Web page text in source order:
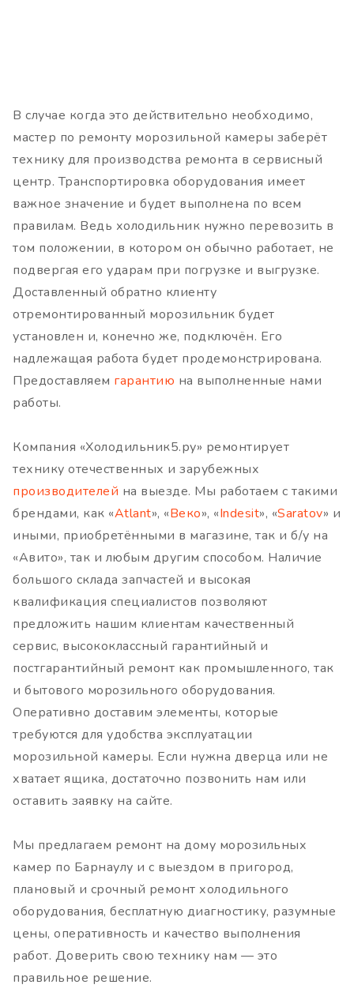
В случае когда это действительно необходимо,
мастер по ремонту морозильной камеры заберёт
технику для производства ремонта в сервисный
центр. Транспортировка оборудования имеет
важное значение и будет выполнена по всем
правилам. Ведь холодильник нужно перевозить в
том положении, в котором он обычно работает, не
подвергая его ударам при погрузке и выгрузке.
Доставленный обратно клиенту
отремонтированный морозильник будет
установлен и, конечно же, подключён. Его
надлежащая работа будет продемонстрирована.
Предоставляем гарантию на выполненные нами
работы.
Компания «Холодильник5.ру» ремонтирует
технику отечественных и зарубежных
производителей на выезде. Мы работаем с такими
брендами, как «Atlant», «Веко», «Indesit», «Saratov» и
иными, приобретёнными в магазине, так и б/у на
«Авито», так и любым другим способом. Наличие
большого склада запчастей и высокая
квалификация специалистов позволяют
предложить нашим клиентам качественный
сервис, высококлассный гарантийный и
постгарантийный ремонт как промышленного, так
и бытового морозильного оборудования.
Оперативно доставим элементы, которые
требуются для удобства эксплуатации
морозильной камеры. Если нужна дверца или не
хватает ящика, достаточно позвонить нам или
оставить заявку на сайте.
Мы предлагаем ремонт на дому морозильных
камер по Барнаулу и с выездом в пригород,
плановый и срочный ремонт холодильного
оборудования, бесплатную диагностику, разумные
цены, оперативность и качество выполнения
работ. Доверить свою технику нам — это
правильное решение.